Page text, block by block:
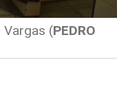
Vargas (PEDRO